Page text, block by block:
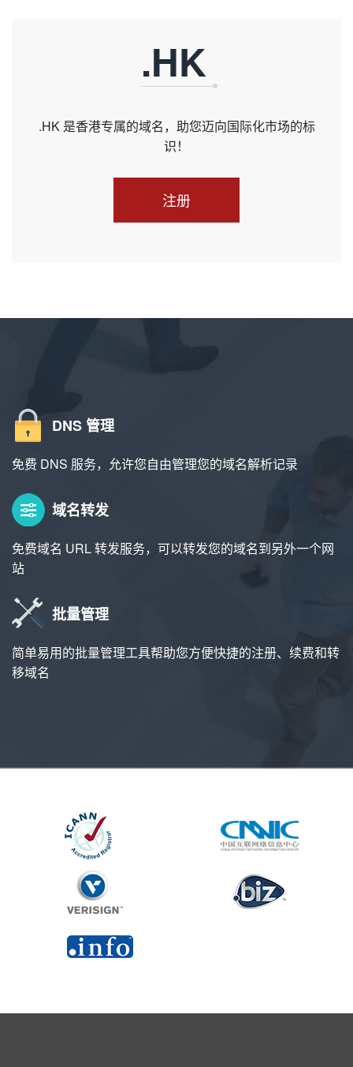
.HK
.HK 是香港专属的域名，助您迈向国际化市场的标
识！
注册
DNS 管理
免费 DNS 服务，允许您自由管理您的域名解析记录
域名转发
免费域名 URL 转发服务，可以转发您的域名到另外一个网
站
批量管理
简单易用的批量管理工具帮助您方便快捷的注册、续费和转
移域名